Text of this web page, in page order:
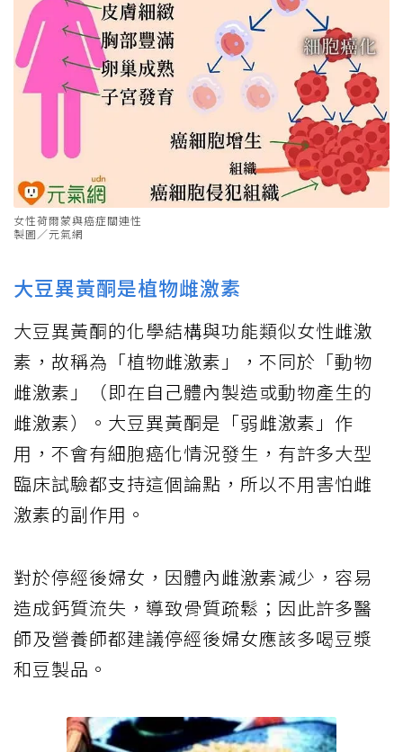
女性荷爾蒙與癌症關連性
製圖／元氣網
大豆異黃酮是植物雌激素
大豆異黃酮的化學結構與功能類似女性雌激
素，故稱為「植物雌激素」，不同於「動物
雌激素」（即在自己體內製造或動物產生的
雌激素）。大豆異黃酮是「弱雌激素」作
用，不會有細胞癌化情況發生，有許多大型
臨床試驗都支持這個論點，所以不用害怕雌
激素的副作用。
對於停經後婦女，因體內雌激素減少，容易
造成鈣質流失，導致骨質疏鬆；因此許多醫
師及營養師都建議停經後婦女應該多喝豆漿
和豆製品。